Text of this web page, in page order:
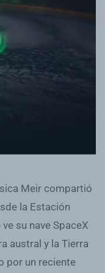
Meir compartió
la Estación
su nave SpaceX
austral y la Tierra
por un reciente